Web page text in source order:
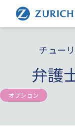
チュー
弁護
オプション